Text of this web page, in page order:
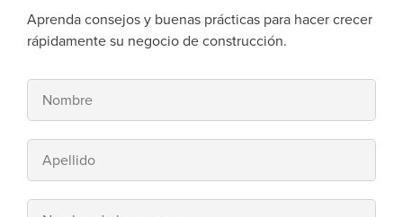
Aprenda consejos y buenas prácticas para hacer crecer
rápidamente su negocio de construcción.